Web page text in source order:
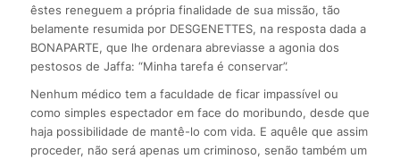
êstes reneguem a própria finalidade de sua missão, tão
belamente resumida por DESGENETTES, na resposta dada a
BONAPARTE, que lhe ordenara abreviasse a agonia dos
pestosos de Jaffa: “Minha tarefa é conservar”.
Nenhum médico tem a faculdade de ficar impassível ou
como simples espectador em face do moribundo, desde que
haja possibilidade de mantê-lo com vida. E aquêle que assim
proceder, não será apenas um criminoso, senão também um